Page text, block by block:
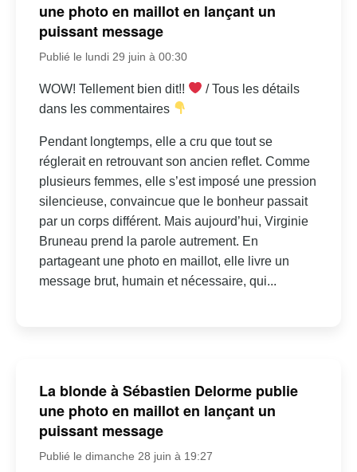
une photo en maillot en lançant un
puissant message
Publié le lundi 29 juin à 00:30
WOW! Tellement bien dit!!
/ Tous les détails
dans les commentaires
Pendant longtemps, elle a cru que tout se
réglerait en retrouvant son ancien reflet. Comme
plusieurs femmes, elle s’est imposé une pression
silencieuse, convaincue que le bonheur passait
par un corps différent. Mais aujourd’hui, Virginie
Bruneau prend la parole autrement. En
partageant une photo en maillot, elle livre un
message brut, humain et nécessaire, qui...
La blonde à Sébastien Delorme publie
une photo en maillot en lançant un
puissant message
Publié le dimanche 28 juin à 19:27